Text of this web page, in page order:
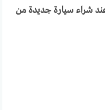
عند شراء سيارة جديدة من